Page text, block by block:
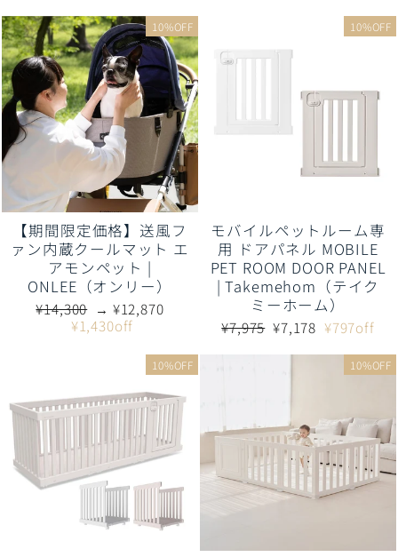
格
格
10%OFF
【期間限定価格】送風フ
ァン内蔵クールマット エ
アモンペット |
ONLEE（オンリー）
通
¥14,300 販
売
→ ¥12,870
¥1,430off
10%OFF
モバイルペットルーム専
用 ドアパネル MOBILE
PET ROOM DOOR PANEL
| Takemehom（テイク
ミーホーム）
通
価
¥7,975 販
¥7,178 ¥797off
10%OFF 10%OFF